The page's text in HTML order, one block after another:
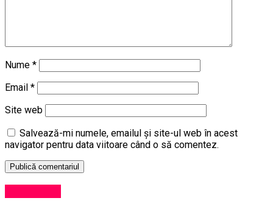
Nume *
Email *
Site web
Salvează-mi numele, emailul și site-ul web în acest
navigator pentru data viitoare când o să comentez.